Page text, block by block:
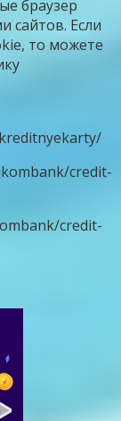
браузер
сайтов. Если
то можете
credit-
credit-